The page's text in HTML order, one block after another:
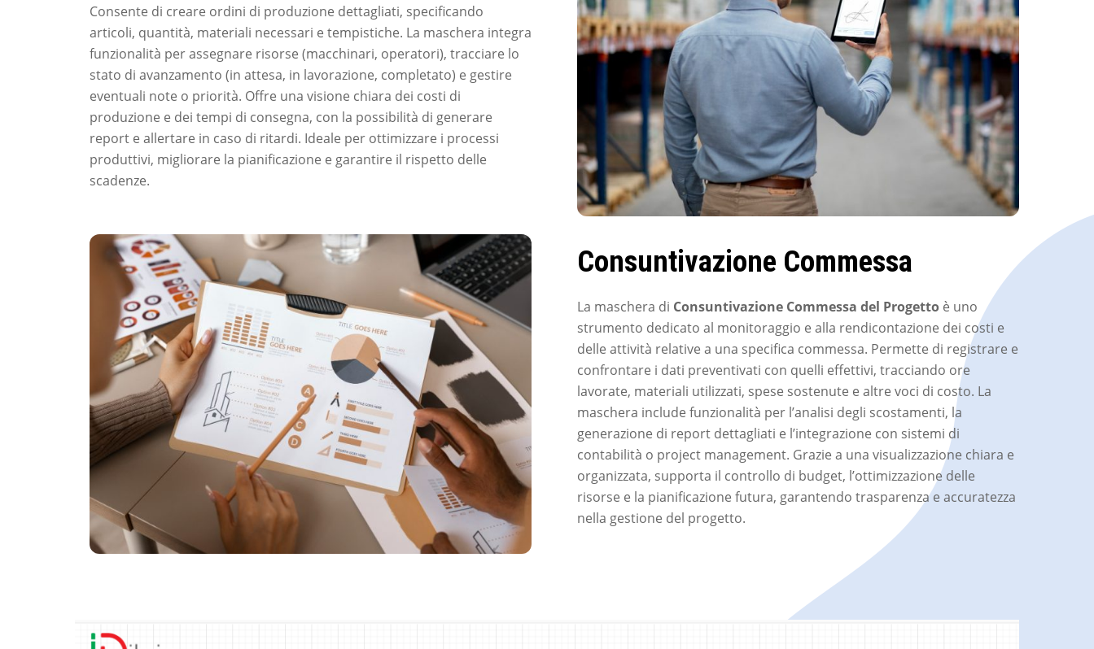
Consente di creare ordini di produzione dettagliati, specificando
articoli, quantità, materiali necessari e tempistiche. La maschera integra
funzionalità per assegnare risorse (macchinari, operatori), tracciare lo
stato di avanzamento (in attesa, in lavorazione, completato) e gestire
eventuali note o priorità. Offre una visione chiara dei costi di
produzione e dei tempi di consegna, con la possibilità di generare
report e allertare in caso di ritardi. Ideale per ottimizzare i processi
produttivi, migliorare la pianificazione e garantire il rispetto delle
scadenze.
Consuntivazione Commessa
La maschera di Consuntivazione Commessa del Progettoè uno
strumento dedicato al monitoraggio e alla rendicontazione dei costi e
delle attività relative a una specifica commessa. Permette di registrare e
confrontare i dati preventivati con quelli effettivi, tracciando ore
lavorate, materiali utilizzati, spese sostenute e altre voci di costo. La
maschera include funzionalità per l’analisi degli scostamenti, la
generazione di report dettagliati e l’integrazione con sistemi di
contabilità o project management. Grazie a una visualizzazione chiara e
organizzata, supporta il controllo di budget, l’ottimizzazione delle
risorse e la pianificazione futura, garantendo trasparenza e accuratezza
nella gestione del progetto.